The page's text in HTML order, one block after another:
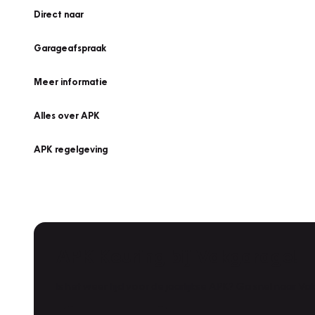
Direct naar
Garageafspraak
Meer informatie
Alles over APK
APK regelgeving